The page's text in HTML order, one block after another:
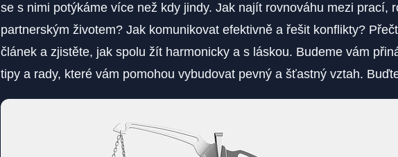
se s nimi potýkáme více než kdy jindy. Jak najít rovnováhu mezi prací,
partnerským životem? Jak komunikovat efektivně a řešit konflikty?
článek a zjistěte, jak spolu žít harmonicky a s láskou. Budeme vám
tipy a rady, které vám pomohou vybudovat pevný a šťastný vztah.